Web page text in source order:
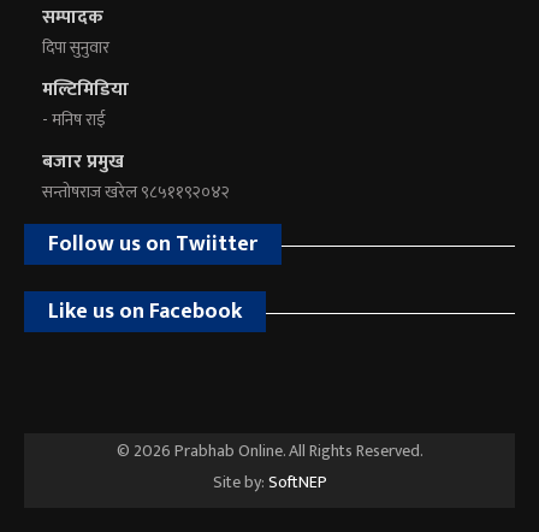
सम्पादक
दिपा सुनुवार
मल्टिमिडिया
- मनिष राई
बजार प्रमुख
सन्तोषराज खरेल ९८५११९२०४२
Follow us on Twiitter
Like us on Facebook
© 2026 Prabhab Online. All Rights Reserved.
Site by:SoftNEP